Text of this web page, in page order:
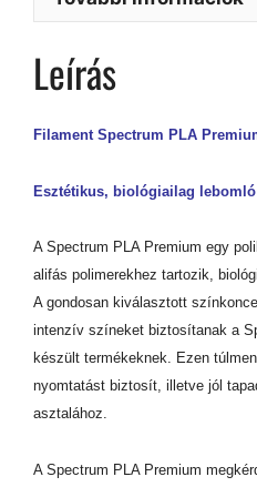
Leírás
Filament Spectrum PLA
Esztétikus, biológiailag
A Spectrum PLA Premium egy
alifás polimerekhez tartozik,
A gondosan kiválasztott
intenzív színeket biztosítanak a
készült termékeknek. Ezen
nyomtatást biztosít, illetve jól
asztalához.
A Spectrum PLA Premium